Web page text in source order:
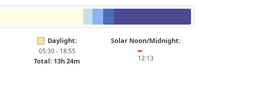
Daylight:
05:30 - 18:55
Total: 13h 24m
Solar Noon/Midnight:
━
12:13